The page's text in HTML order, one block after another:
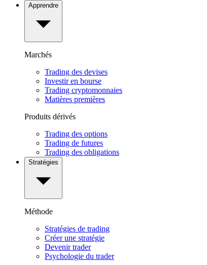
Apprendre
Marchés
Trading des devises
Investir en bourse
Trading cryptomonnaies
Matières premières
Produits dérivés
Trading des options
Trading de futures
Trading des obligations
Stratégies
Méthode
Stratégies de trading
Créer une stratégie
Devenir trader
Psychologie du trader